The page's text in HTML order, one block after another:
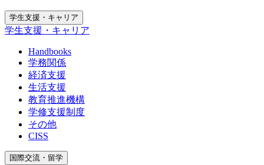
学生支援・キャリア
学生支援・キャリア
Handbooks
学務関係
経済支援
生活支援
教育推進機構
学修支援制度
その他
CISS
国際交流・留学